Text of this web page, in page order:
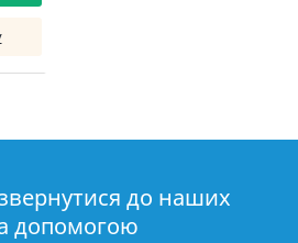
до наших
допомогою